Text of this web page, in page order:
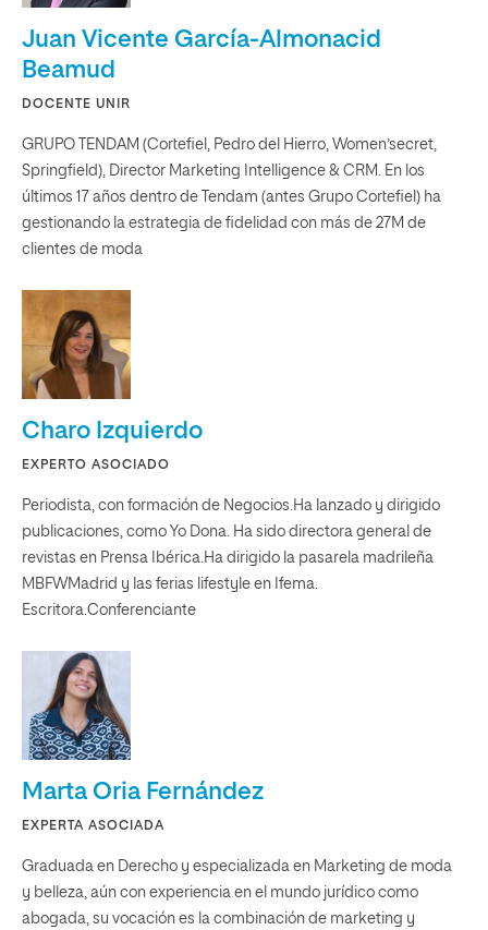
Juan Vicente García-Almonacid
Beamud
DOCENTE UNIR
GRUPO TENDAM (Cortefiel, Pedro del Hierro, Women’secret,
Springfield), Director Marketing Intelligence & CRM. En los
últimos 17 años dentro de Tendam (antes Grupo Cortefiel) ha
gestionando la estrategia de fidelidad con más de 27M de
clientes de moda
Charo Izquierdo
EXPERTO ASOCIADO
Periodista, con formación de Negocios.Ha lanzado y dirigido
publicaciones, como Yo Dona. Ha sido directora general de
revistas en Prensa Ibérica.Ha dirigido la pasarela madrileña
MBFWMadrid y las ferias lifestyle en Ifema.
Escritora.Conferenciante
Marta Oria Fernández
EXPERTA ASOCIADA
Graduada en Derecho y especializada en Marketing de moda
y belleza, aún con experiencia en el mundo jurídico como
abogada, su vocación es la combinación de marketing y